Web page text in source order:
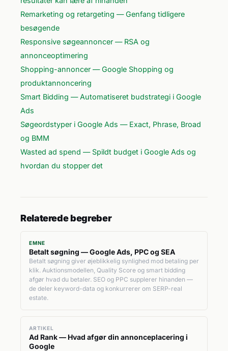
Remarketing og retargeting — Genfang tidligere
besøgende
Responsive søgeannoncer — RSA og
annonceoptimering
Shopping-annoncer — Google Shopping og
produktannoncering
Smart Bidding — Automatiseret budstrategi i Google
Ads
Søgeordstyper i Google Ads — Exact, Phrase, Broad
og BMM
Wasted ad spend — Spildt budget i Google Ads og
hvordan du stopper det
Relaterede begreber
EMNE
Betalt søgning — Google Ads, PPC og SEA
Betalt søgning giver øjeblikkelig synlighed mod betaling per
klik. Auktionsmodellen, Quality Score og smart bidding
afgør hvad du betaler. SEO og PPC supplerer hinanden —
de deler keyword-data og konkurrerer om SERP-real
estate.
ARTIKEL
Ad Rank — Hvad afgør din annonceplacering i
Google